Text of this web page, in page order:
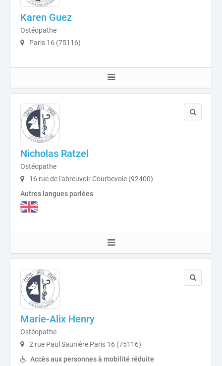
Karen Guez
Ostéopathe
Paris 16 (75116)
Nicholas Ratzel
Ostéopathe
16 rue de l'abreuvoir Courbevoie (92400)
Autres langues parlées
Marie-Alix Henry
Ostéopathe
2 rue Paul Saunière Paris 16 (75116)
Accès aux personnes à mobilité réduite